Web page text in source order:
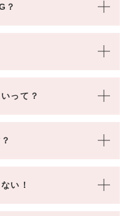
？
って？
い！